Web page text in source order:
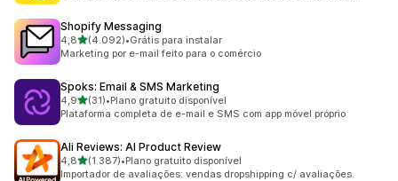
Shopify Messaging
4,8de 5 estrelas
(4.092)
4092 avaliações ao todo
•Grátis para instalar
Marketing por e-mail feito para o comércio
Spoks: Email & SMS Marketing
4,9de 5 estrelas
(31)
31 avaliações ao todo
•Plano gratuito disponível
Plataforma completa de e-mail e SMS com app móvel próprio
Ali Reviews: AI Product Review
4,8de 5 estrelas
(1.387)
1387 avaliações ao todo
•Plano gratuito disponível
Importador de avaliações: vendas dropshipping c/ avaliações.